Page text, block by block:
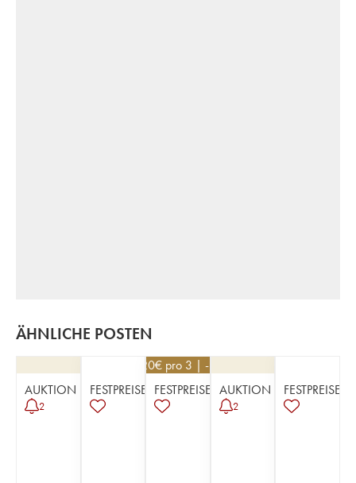
ÄHNLICHE POSTEN
AUKTION
2
FESTPREISE
34,20€ pro 3 | -10%
FESTPREISE AUKTION
2
FESTPREISE